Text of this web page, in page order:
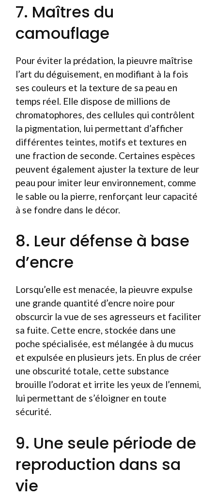
7. Maîtres du
camouflage
Pour éviter la prédation, la pieuvre maîtrise
l’art du déguisement, en modifiant à la fois
ses couleurs et la texture de sa peau en
temps réel. Elle dispose de millions de
chromatophores, des cellules qui contrôlent
la pigmentation, lui permettant d’afficher
différentes teintes, motifs et textures en
une fraction de seconde. Certaines espèces
peuvent également ajuster la texture de leur
peau pour imiter leur environnement, comme
le sable ou la pierre, renforçant leur capacité
à se fondre dans le décor.
8. Leur défense à base
d’encre
Lorsqu’elle est menacée, la pieuvre expulse
une grande quantité d’encre noire pour
obscurcir la vue de ses agresseurs et faciliter
sa fuite. Cette encre, stockée dans une
poche spécialisée, est mélangée à du mucus
et expulsée en plusieurs jets. En plus de créer
une obscurité totale, cette substance
brouille l’odorat et irrite les yeux de l’ennemi,
lui permettant de s’éloigner en toute
sécurité.
9. Une seule période de
reproduction dans sa
vie